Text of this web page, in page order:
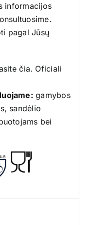
informacijos
pagal Jūsų
čia. Oficiali
gamybos
sandėlio
bei